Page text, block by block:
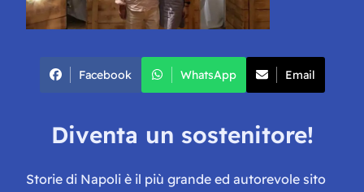
Facebook WhatsApp Email
Diventa un sostenitore!
Storie di Napoli è il più grande ed autorevole sito